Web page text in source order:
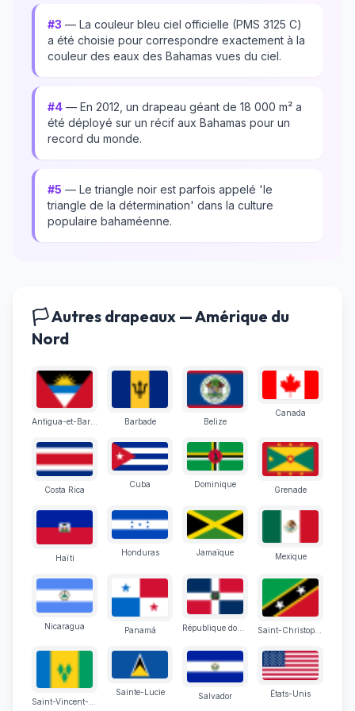
#3 — La couleur bleu ciel officielle (PMS 3125 C)
a été choisie pour correspondre exactement à la
couleur des eaux des Bahamas vues du ciel.
#4 — En 2012, un drapeau géant de 18 000 m² a
été déployé sur un récif aux Bahamas pour un
record du monde.
#5 — Le triangle noir est parfois appelé 'le
triangle de la détermination' dans la culture
populaire bahaméenne.
🏳️ Autres drapeaux — Amérique du
Nord
Barbade Belize
Canada
Costa Rica
Cuba Dominique
Grenade
Haïti
Honduras Jamaïque Mexique
Nicaragua Panamá
Sainte-Lucie Salvador États-Unis